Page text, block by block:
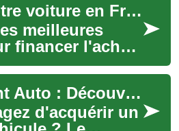
Financer votre voiture en France : Guide essentiel
meilleures
financer l'achat
voiture en
classique
Financement Auto : Découvrez les Atouts du Leasing
d'acquérir un